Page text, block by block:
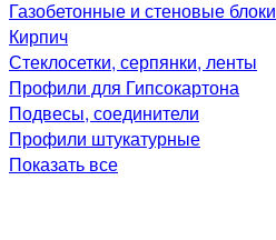
Газобетонные и стеновые блоки
Кирпич
Стеклосетки, серпянки, ленты
Профили для Гипсокартона
Подвесы, соединители
Профили штукатурные
Показать все